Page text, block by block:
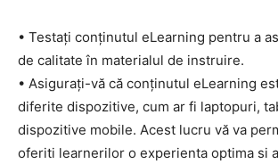
• Testați conținutul eLearning pentru a
de calitate în materialul de instruire.
• Asigurați-vă că conținutul eLearning
diferite dispozitive, cum ar fi laptopuri,
dispozitive mobile. Acest lucru vă va
oferiti learnerilor o experienta optima si